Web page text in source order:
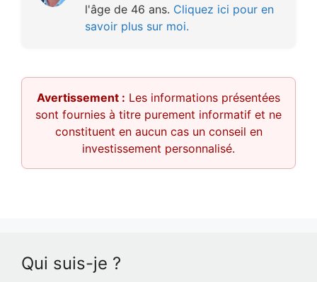
l'âge de 46 ans. Cliquez ici pour en
savoir plus sur moi.
Avertissement : Les informations présentées
sont fournies à titre purement informatif et ne
constituent en aucun cas un conseil en
investissement personnalisé.
Qui suis-je ?